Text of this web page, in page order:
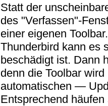
Statt der
des "Verfassen"-
einer eigenen
Thunderbird kann es
beschädigt ist. Dann
denn die Toolbar
automatischen —
Entsprechend